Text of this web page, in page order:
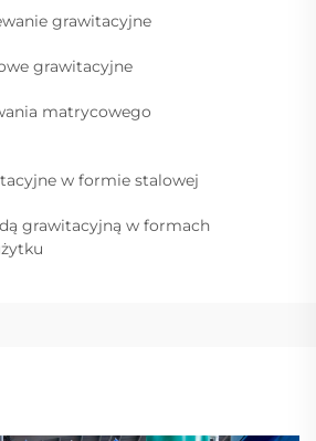
grawitacyjne
grawitacyjne
matrycowego
w formie stalowej
grawitacyjną w formach